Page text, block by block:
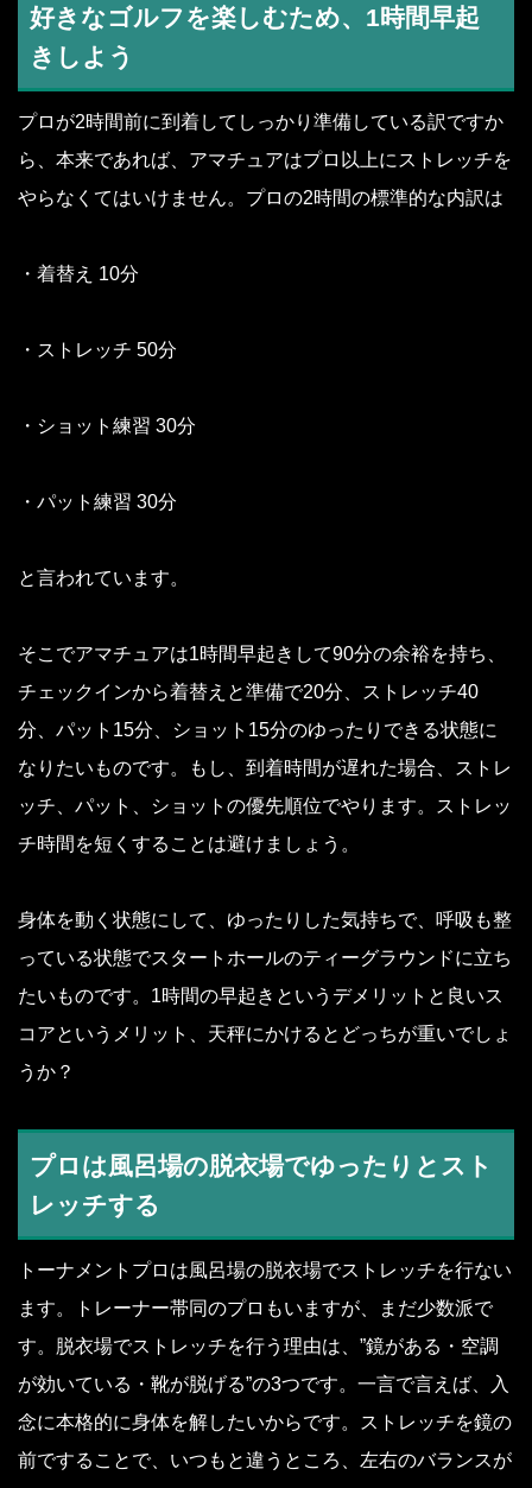
好きなゴルフを楽しむため、1時間早起
きしよう
プロが2時間前に到着してしっかり準備している訳ですか
ら、本来であれば、アマチュアはプロ以上にストレッチを
やらなくてはいけません。プロの2時間の標準的な内訳は
・着替え 10分
・ストレッチ 50分
・ショット練習 30分
・パット練習 30分
と言われています。
そこでアマチュアは1時間早起きして90分の余裕を持ち、
チェックインから着替えと準備で20分、ストレッチ40
分、パット15分、ショット15分のゆったりできる状態に
なりたいものです。もし、到着時間が遅れた場合、ストレ
ッチ、パット、ショットの優先順位でやります。ストレッ
チ時間を短くすることは避けましょう。
身体を動く状態にして、ゆったりした気持ちで、呼吸も整
っている状態でスタートホールのティーグラウンドに立ち
たいものです。1時間の早起きというデメリットと良いス
コアというメリット、天秤にかけるとどっちが重いでしょ
うか？
プロは風呂場の脱衣場でゆったりとスト
レッチする
トーナメントプロは風呂場の脱衣場でストレッチを行ない
ます。トレーナー帯同のプロもいますが、まだ少数派で
す。脱衣場でストレッチを行う理由は、”鏡がある・空調
が効いている・靴が脱げる”の3つです。一言で言えば、入
念に本格的に身体を解したいからです。ストレッチを鏡の
前ですることで、いつもと違うところ、左右のバランスが